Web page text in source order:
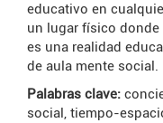
educativo en
un lugar físico donde
es una realidad
de aula mente social.
Palabras clave:
social, tiempo-